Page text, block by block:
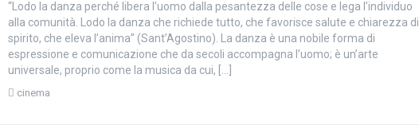
“Lodo la danza perché libera l’uomo dalla pesantezza delle cose e lega l’individuo
alla comunità. Lodo la danza che richiede tutto, che favorisce salute e chiarezza di
spirito, che eleva l’anima” (Sant’Agostino). La danza è una nobile forma di
espressione e comunicazione che da secoli accompagna l’uomo; è un’arte
universale, proprio come la musica da cui, […]
cinema